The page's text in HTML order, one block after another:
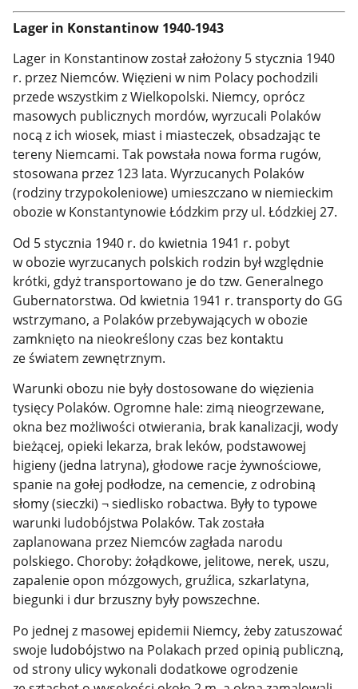
Lager in Konstantinow 1940-1943
Lager in Konstantinow został założony 5 stycznia 1940
r. przez Niemców. Więzieni w nim Polacy pochodzili
przede wszystkim z Wielkopolski. Niemcy, oprócz
masowych publicznych mordów, wyrzucali Polaków
nocą z ich wiosek, miast i miasteczek, obsadzając te
tereny Niemcami. Tak powstała nowa forma rugów,
stosowana przez 123 lata. Wyrzucanych Polaków
(rodziny trzypokoleniowe) umieszczano w niemieckim
obozie w Konstantynowie Łódzkim przy ul. Łódzkiej 27.
Od 5 stycznia 1940 r. do kwietnia 1941 r. pobyt
w obozie wyrzucanych polskich rodzin był względnie
krótki, gdyż transportowano je do tzw. Generalnego
Gubernatorstwa. Od kwietnia 1941 r. transporty do GG
wstrzymano, a Polaków przebywających w obozie
zamknięto na nieokreślony czas bez kontaktu
ze światem zewnętrznym.
Warunki obozu nie były dostosowane do więzienia
tysięcy Polaków. Ogromne hale: zimą nieogrzewane,
okna bez możliwości otwierania, brak kanalizacji, wody
bieżącej, opieki lekarza, brak leków, podstawowej
higieny (jedna latryna), głodowe racje żywnościowe,
spanie na gołej podłodze, na cemencie, z odrobiną
słomy (sieczki) ¬ siedlisko robactwa. Były to typowe
warunki ludobójstwa Polaków. Tak została
zaplanowana przez Niemców zagłada narodu
polskiego. Choroby: żołądkowe, jelitowe, nerek, uszu,
zapalenie opon mózgowych, gruźlica, szkarlatyna,
biegunki i dur brzuszny były powszechne.
Po jednej z masowej epidemii Niemcy, żeby zatuszować
swoje ludobójstwo na Polakach przed opinią publiczną,
od strony ulicy wykonali dodatkowe ogrodzenie